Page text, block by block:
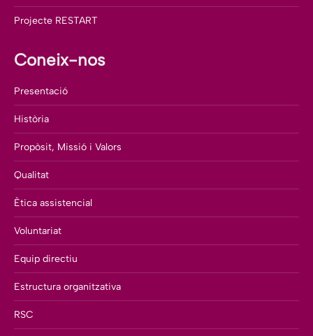
Projecte RESTART
Coneix-nos
Presentació
Història
Propòsit, Missió i Valors
Qualitat
Ètica assistencial
Voluntariat
Equip directiu
Estructura organitzativa
RSC